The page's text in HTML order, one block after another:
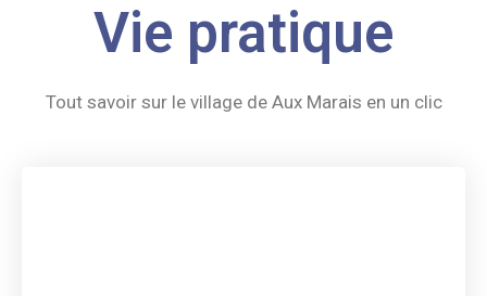
Vie pratique
Tout savoir sur le village de Aux Marais en un clic